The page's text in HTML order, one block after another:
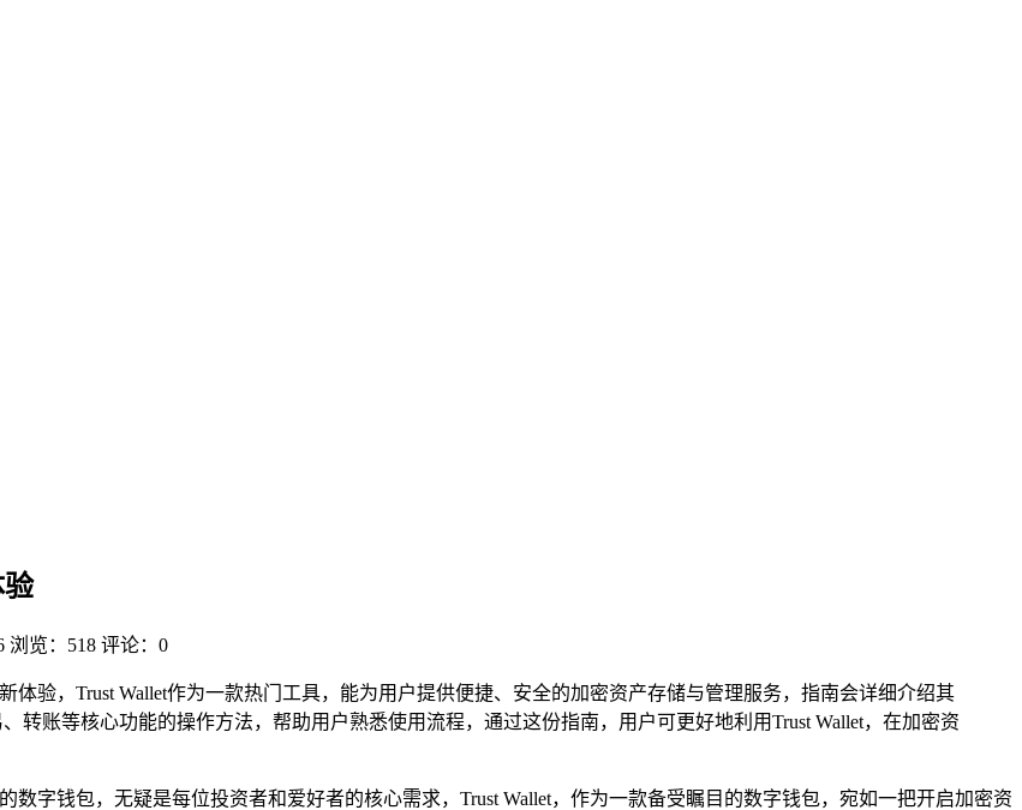
浏览：518 评论：0
体验，Trust Wallet作为一款热门工具，能为用户提供便捷、安全的加密资产存储与管理服务，指南会详细介绍其
转账等核心功能的操作方法，帮助用户熟悉使用流程，通过这份指南，用户可更好地利用Trust Wallet，在加密资
字钱包，无疑是每位投资者和爱好者的核心需求，Trust Wallet，作为一款备受瞩目的数字钱包，宛如一把开启加密资